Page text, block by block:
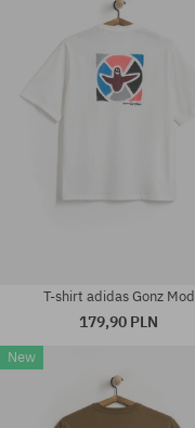
Dostępne rozmiary:
Dostępne rozmiary:
M; L; XL
T-shirt adidas Gonz Mod
179,90 PLN
New